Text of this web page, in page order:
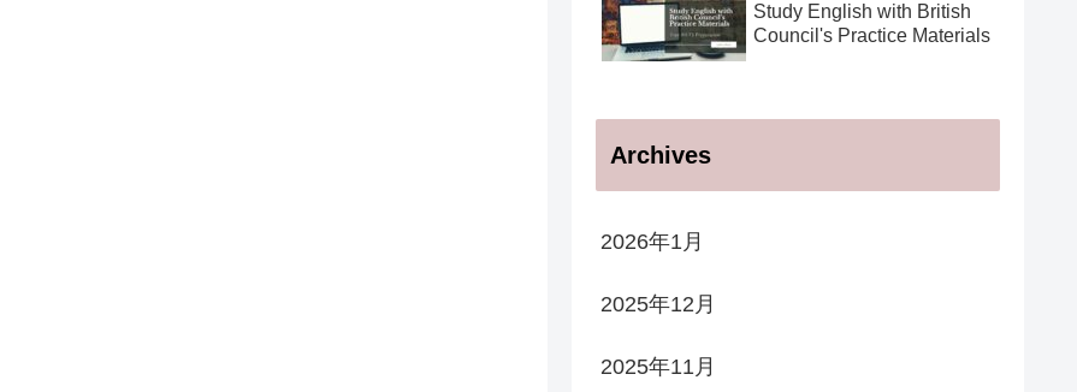
Study English with British
Council's Practice Materials
Archives
2026年1月
2025年12月
2025年11月